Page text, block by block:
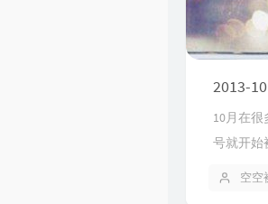
2013-10
10月在
号就开始
空空